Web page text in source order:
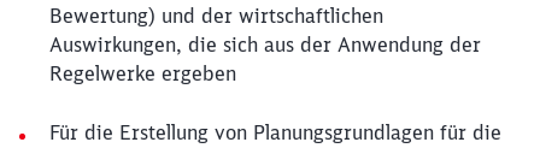
Bewertung) und der wirtschaftlichen
Auswirkungen, die sich aus der Anwendung der
Regelwerke ergeben
Für die Erstellung von Planungsgrundlagen für die